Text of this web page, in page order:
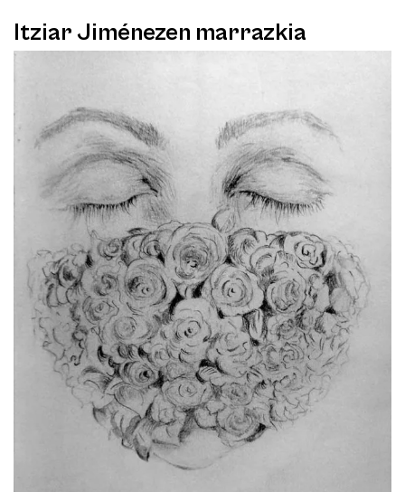
Itziar Jiménezen marrazkia